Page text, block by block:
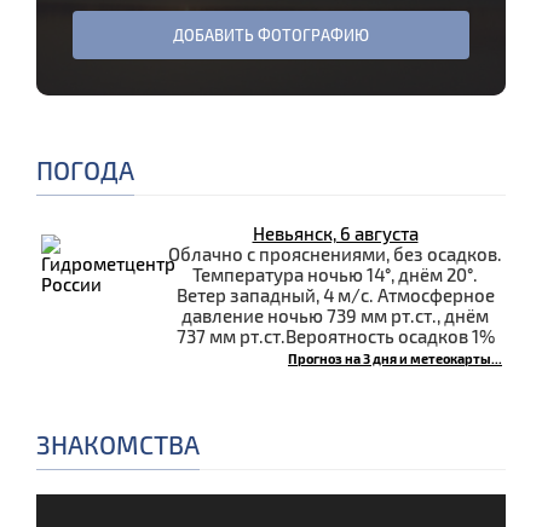
ДОБАВИТЬ ФОТОГРАФИЮ
ПОГОДА
Невьянск, 6 августа
Облачно с прояснениями, без осадков.
Температура ночью 14°, днём 20°.
Ветер западный, 4 м/с. Атмосферное
давление ночью 739 мм рт.ст., днём
737 мм рт.ст.Вероятность осадков 1%
Прогноз на 3 дня и метеокарты...
ЗНАКОМСТВА